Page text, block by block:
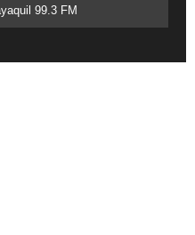
99.3 FM